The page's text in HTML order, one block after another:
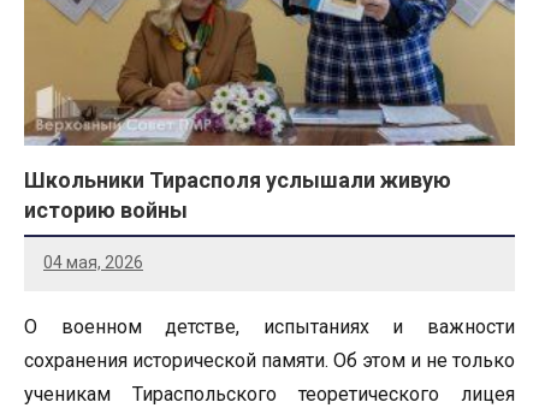
Школьники Тирасполя услышали живую
историю войны
04 мая, 2026
О военном детстве, испытаниях и важности
сохранения исторической памяти. Об этом и не только
ученикам Тираспольского теоретического лицея